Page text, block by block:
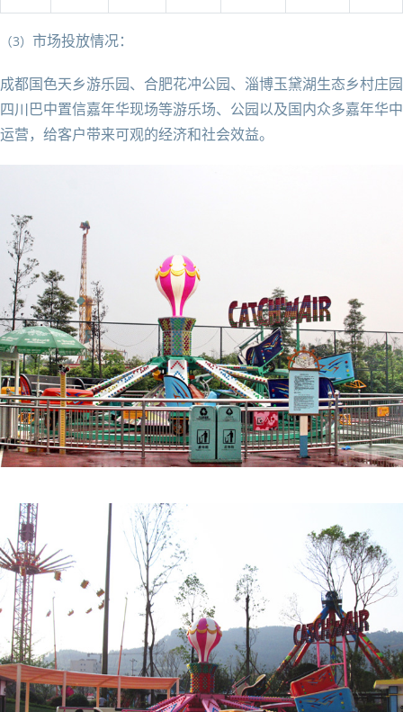
（3） 市场投放情况：
成都国色天乡游乐园、合肥花冲公园、淄博玉黛湖生态乡村庄园
四川巴中置信嘉年华现场等游乐场、公园以及国内众多嘉年华中
运营，给客户带来可观的经济和社会效益。